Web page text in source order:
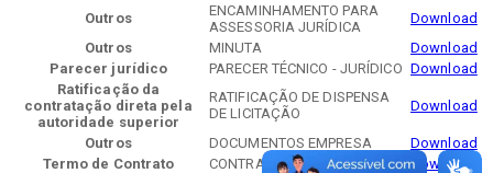
Outros
ENCAMINHAMENTO PARA
ASSESSORIA JURÍDICA
Download
Outros
MINUTA
Download
Parecer jurídico
PARECER TÉCNICO - JURÍDICO Download
Ratificação da
contratação direta pela
autoridade superior
RATIFICAÇÃO DE DISPENSA
DE LICITAÇÃO
Download
Outros DOCUMENTOS EMPRESA
Download
Termo de Contrato
CONTRATO
Download